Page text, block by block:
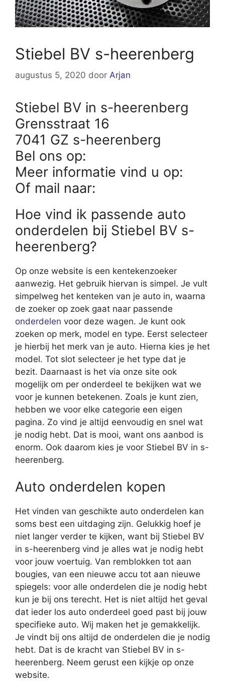
Stiebel BV s-heerenberg
augustus 5, 2020 door Arjan
Stiebel BV in s-heerenberg
Grensstraat 16
7041 GZ s-heerenberg
Bel ons op:
Meer informatie vind u op:
Of mail naar:
Hoe vind ik passende auto
onderdelen bij Stiebel BV s-
heerenberg?
Op onze website is een kentekenzoeker
aanwezig. Het gebruik hiervan is simpel. Je vult
simpelweg het kenteken van je auto in, waarna
de zoeker op zoek gaat naar passende
onderdelen voor deze wagen. Je kunt ook
zoeken op merk, model en type. Eerst selecteer
je hierbij het merk van je auto. Hierna kies je het
model. Tot slot selecteer je het type dat je
bezit. Daarnaast is het via onze site ook
mogelijk om per onderdeel te bekijken wat we
voor je kunnen betekenen. Zoals je kunt zien,
hebben we voor elke categorie een eigen
pagina. Zo vind je altijd eenvoudig en snel wat
je nodig hebt. Dat is mooi, want ons aanbod is
enorm. Ook daarom kies je voor Stiebel BV in s-
heerenberg.
Auto onderdelen kopen
Het vinden van geschikte auto onderdelen kan
soms best een uitdaging zijn. Gelukkig hoef je
niet langer verder te kijken, want bij Stiebel BV
in s-heerenberg vind je alles wat je nodig hebt
voor jouw voertuig. Van remblokken tot aan
bougies, van een nieuwe accu tot aan nieuwe
spiegels: voor alle onderdelen die je nodig hebt
kun je bij ons terecht. Het is niet altijd het geval
dat ieder los auto onderdeel goed past bij jouw
specifieke auto. Wij maken het je gemakkelijk.
Je vindt bij ons altijd de onderdelen die je nodig
hebt. Dat is de kracht van Stiebel BV in s-
heerenberg. Neem gerust een kijkje op onze
website.